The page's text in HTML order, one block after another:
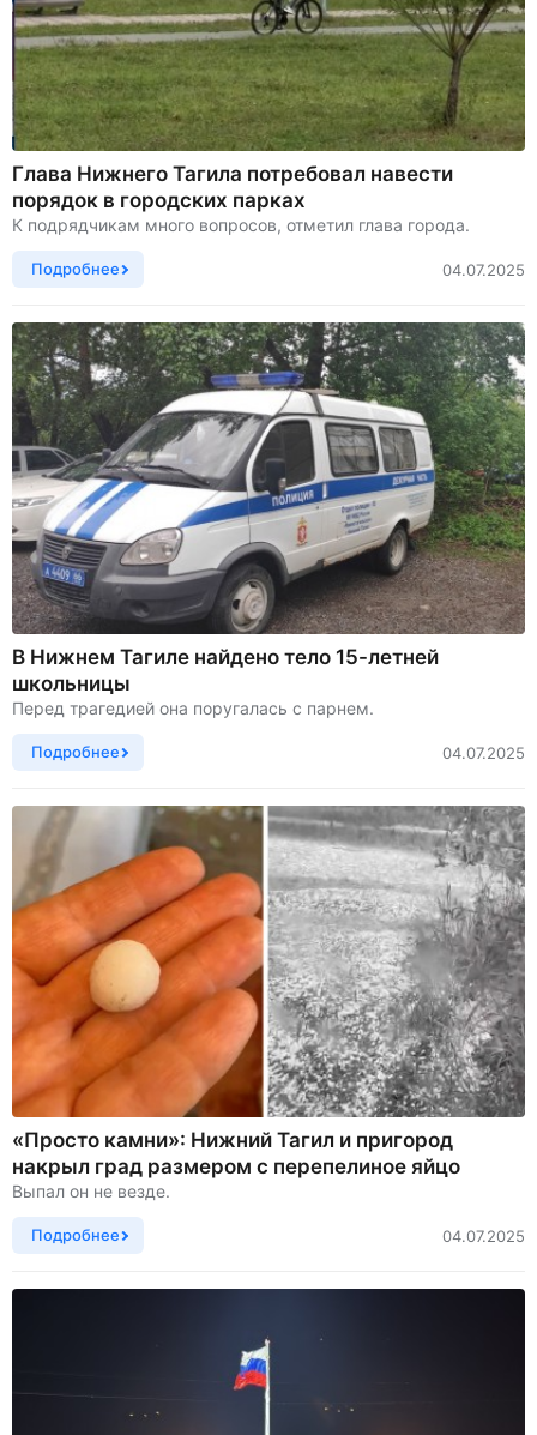
Глава Нижнего Тагила потребовал навести
порядок в городских парках
К подрядчикам много вопросов, отметил глава города.
Подробнее 04.07.2025
В Нижнем Тагиле найдено тело 15-летней
школьницы
Перед трагедией она поругалась с парнем.
Подробнее 04.07.2025
«Просто камни»: Нижний Тагил и пригород
накрыл град размером с перепелиное яйцо
Выпал он не везде.
Подробнее 04.07.2025